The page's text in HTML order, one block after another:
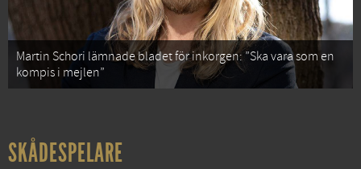
Martin Schori lämnade bladet för inkorgen: ”Ska vara som en
kompis i mejlen”
SKÅDESPELARE